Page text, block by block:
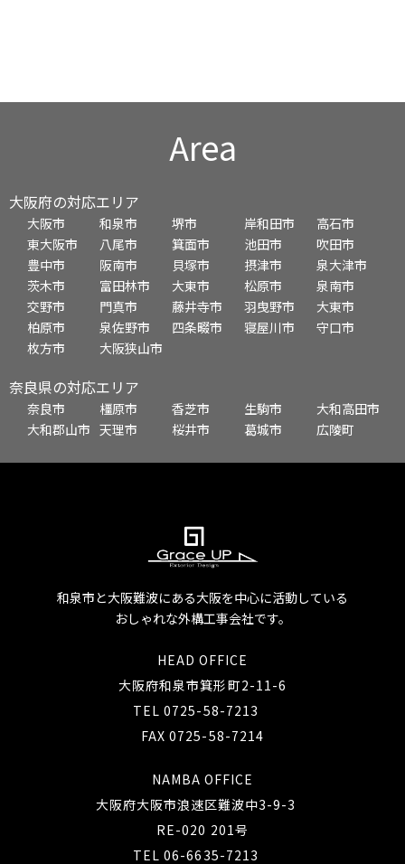
Area
大阪府の対応エリア
大阪市 和泉市 堺市 岸和田市
高石市
東大阪市
八尾市 箕面市 池田市
吹田市
豊中市
阪南市 貝塚市 摂津市
泉大津市
茨木市
富田林市 大東市 松原市
泉南市
交野市
門真市 藤井寺市 羽曳野市
大東市
柏原市
泉佐野市 四条畷市 寝屋川市
守口市
枚方市
大阪狭山市
奈良県の対応エリア
奈良市 橿原市 香芝市 生駒市
大和高田市
大和郡山市 天理市 桜井市 葛城市 広陵町
和泉市と大阪難波にある大阪を中心に活動している
おしゃれな外構工事会社です。
HEAD OFFICE
大阪府和泉市箕形町2-11-6
TEL 0725-58-7213
FAX 0725-58-7214
NAMBA OFFICE
大阪府大阪市浪速区難波中3-9-3
RE-020 201号
TEL 06-6635-7213